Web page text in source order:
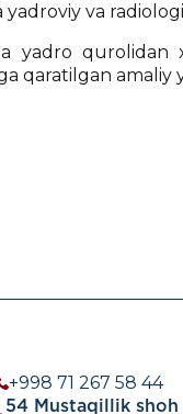
yadroviy va
yadro
qaratilgan
+998 71 267 58 44
54 Mustaqillik shoh